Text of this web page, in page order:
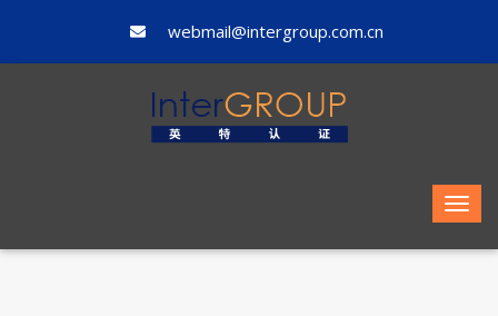
webmail@intergroup.com.cn